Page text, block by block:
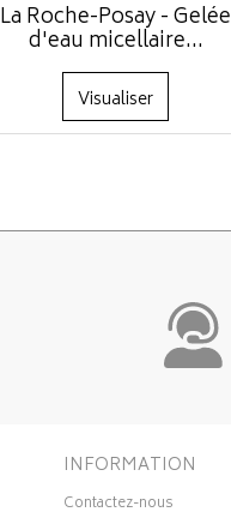
La Roche-Posay - Gelée
d'eau micellaire...
Visualiser
INFORMATION
Contactez-nous